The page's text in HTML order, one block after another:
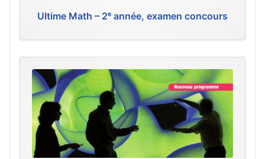
Ultime Math – 2ᵉ année, examen concours